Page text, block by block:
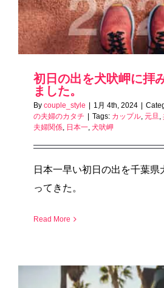
初日の出を犬吠岬に拝
ました。
By couple_style 1月 4th, 2024
の夫婦のカタチ
Tags: カップル, 元旦,
夫婦関係, 日本一, 犬吠岬
日本一早い初日の出を千葉県
ってきた。
Read More